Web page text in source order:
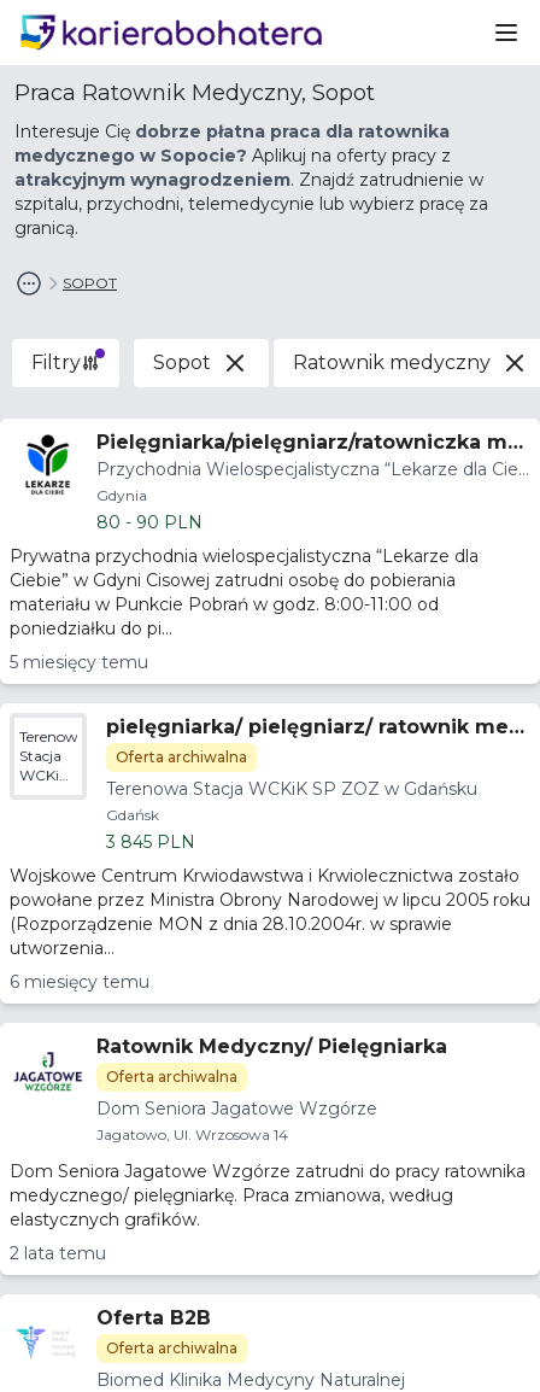
Praca Ratownik Medyczny, Sopot
Interesuje Cię dobrze płatna praca dla ratownika
medycznego w Sopocie? Aplikuj na oferty pracy z
atrakcyjnym wynagrodzeniem. Znajdź zatrudnienie w
szpitalu, przychodni, telemedycynie lub wybierz pracę za
granicą.
SOPOT
Filtry Sopot Ratownik medyczny
Pielęgniarka/pielęgniarz/ratowniczka me
dyczna/ratownik medyczny
Przychodnia Wielospecjalistyczna “Lekarze dla Cieb
ie”
Gdynia
80 - 90 PLN
Prywatna przychodnia wielospecjalistyczna “Lekarze dla
Ciebie” w Gdyni Cisowej zatrudni osobę do pobierania
materiału w Punkcie Pobrań w godz. 8:00-11:00 od
poniedziałku do pi...
5 miesięcy temu
Terenowa
Stacja
WCKiK
SP ZOZ
pielęgniarka/ pielęgniarz/ ratownik med
yczny
Oferta archiwalna
Terenowa Stacja WCKiK SP ZOZ w Gdańsku
Gdańsk
3 845 PLN
Wojskowe Centrum Krwiodawstwa i Krwiolecznictwa zostało
powołane przez Ministra Obrony Narodowej w lipcu 2005 roku
(Rozporządzenie MON z dnia 28.10.2004r. w sprawie
utworzenia...
6 miesięcy temu
Ratownik Medyczny/ Pielęgniarka
Oferta archiwalna
Dom Seniora Jagatowe Wzgórze
Jagatowo, Ul. Wrzosowa 14
Dom Seniora Jagatowe Wzgórze zatrudni do pracy ratownika
medycznego/ pielęgniarkę. Praca zmianowa, według
elastycznych grafików.
2 lata temu
Oferta B2B
Oferta archiwalna
Biomed Klinika Medycyny Naturalnej